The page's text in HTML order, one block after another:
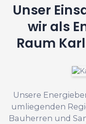
Unser
wir als
Raum
Unsere
umliegenden
Bauherren und